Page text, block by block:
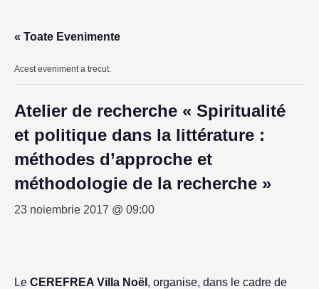
« Toate Evenimente
Acest eveniment a trecut.
Atelier de recherche « Spiritualité
et politique dans la littérature :
méthodes d’approche et
méthodologie de la recherche »
23 noiembrie 2017 @ 09:00
Le CEREFREA Villa Noël , organise, dans le cadre de